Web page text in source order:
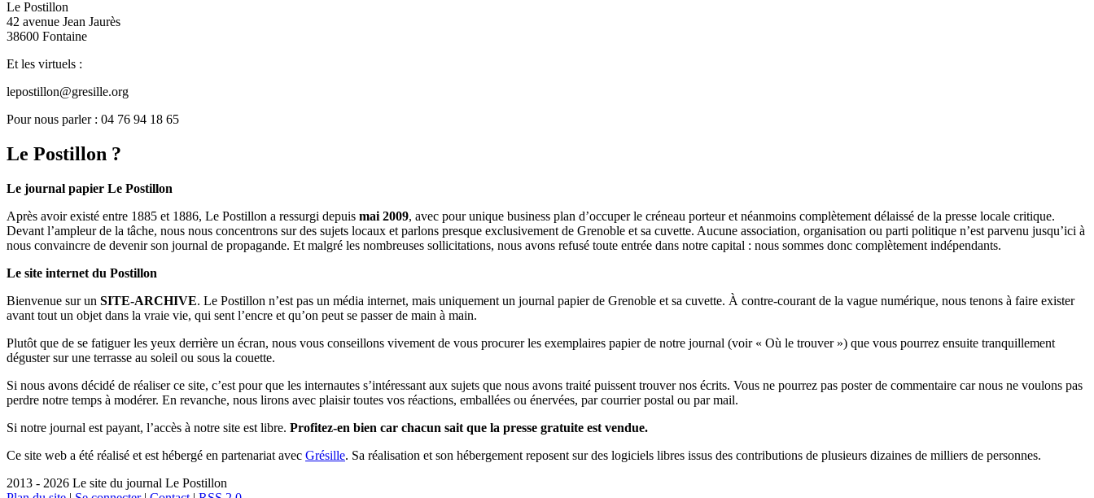
Le Postillon
42 avenue Jean Jaurès
38600 Fontaine
Et les virtuels :
lepostillon@gresille.org
Pour nous parler : 04 76 94 18 65
Le Postillon ?
Le journal papier Le Postillon
Après avoir existé entre 1885 et 1886, Le Postillon a ressurgi depuis mai 2009, avec pour unique business plan d’occuper le créneau porteur et néanmoins complètement délaissé de la presse locale critique.
Devant l’ampleur de la tâche, nous nous concentrons sur des sujets locaux et parlons presque exclusivement de Grenoble et sa cuvette. Aucune association, organisation ou parti politique n’est parvenu jusqu’ici à
nous convaincre de devenir son journal de propagande. Et malgré les nombreuses sollicitations, nous avons refusé toute entrée dans notre capital : nous sommes donc complètement indépendants.
Le site internet du Postillon
Bienvenue sur un SITE-ARCHIVE. Le Postillon n’est pas un média internet, mais uniquement un journal papier de Grenoble et sa cuvette. À contre-courant de la vague numérique, nous tenons à faire exister
avant tout un objet dans la vraie vie, qui sent l’encre et qu’on peut se passer de main à main.
Plutôt que de se fatiguer les yeux derrière un écran, nous vous conseillons vivement de vous procurer les exemplaires papier de notre journal (voir « Où le trouver ») que vous pourrez ensuite tranquillement
déguster sur une terrasse au soleil ou sous la couette.
Si nous avons décidé de réaliser ce site, c’est pour que les internautes s’intéressant aux sujets que nous avons traité puissent trouver nos écrits. Vous ne pourrez pas poster de commentaire car nous ne voulons pas
perdre notre temps à modérer. En revanche, nous lirons avec plaisir toutes vos réactions, emballées ou énervées, par courrier postal ou par mail.
Si notre journal est payant, l’accès à notre site est libre. Profitez-en bien car chacun sait que la presse gratuite est vendue.
Ce site web a été réalisé et est hébergé en partenariat avec Grésille. Sa réalisation et son hébergement reposent sur des logiciels libres issus des contributions de plusieurs dizaines de milliers de personnes.
2013 - 2026 Le site du journal Le Postillon